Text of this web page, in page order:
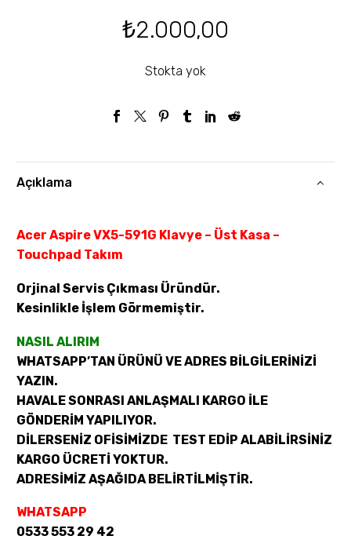
₺2.000,00
Stokta yok
Açıklama
Acer Aspire VX5-591G Klavye – Üst Kasa –
Touchpad Takım
Orjinal Servis Çıkması Üründür.
Kesinlikle İşlem Görmemiştir.
NASIL ALIRIM
WHATSAPP’TAN ÜRÜNÜ VE ADRES BİLGİLERİNİZİ
YAZIN.
HAVALE SONRASI ANLAŞMALI KARGO İLE
GÖNDERİM YAPILIYOR.
DİLERSENİZ OFİSİMİZDE TEST EDİP ALABİLİRSİNİZ
KARGO ÜCRETİ YOKTUR.
ADRESİMİZ AŞAĞIDA BELİRTİLMİŞTİR.
WHATSAPP
0533 553 29 42